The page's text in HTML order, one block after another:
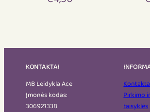
KONTAKTAI
MB Leidykla Ace
Įmonės kodas:
306921338
Pirkimo
taisyklės